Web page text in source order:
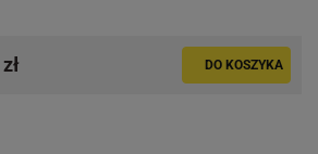
18,00 złDO KOSZYKA